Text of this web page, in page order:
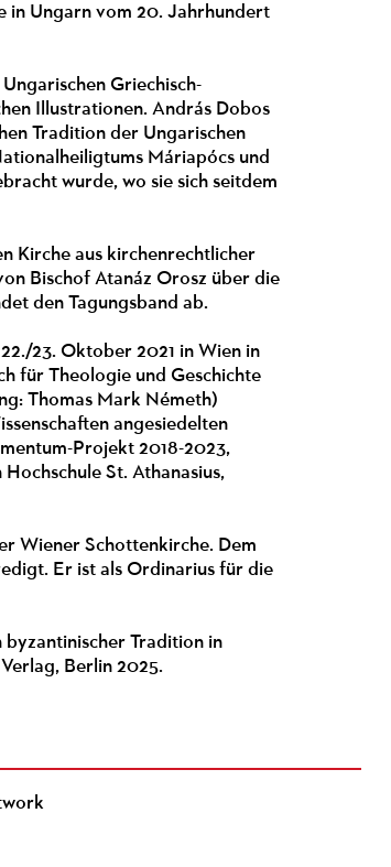
in Ungarn vom 20. Jahrhundert
Griechisch-
Illustrationen. András Dobos
Tradition der Ungarischen
Máriapócs und
wurde, wo sie sich seitdem
Kirche aus kirchenrechtlicher
Bischof Atanáz Orosz über die
den Tagungsband ab.
23. Oktober 2021 in Wien in
für Theologie und Geschichte
Thomas Mark Németh)
angesiedelten
Projekt 2018-2023,
St. Athanasius,
Wiener Schottenkirche. Dem
Er ist als Ordinarius für die
byzantinischer Tradition in
Berlin 2025.